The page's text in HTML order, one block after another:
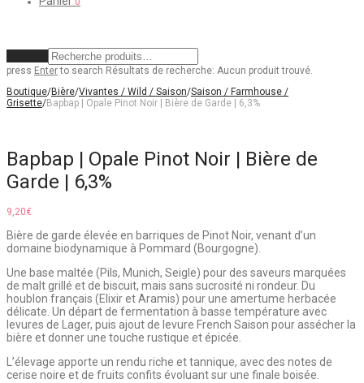
press Enterto search Résultats de recherche: Aucun produit trouvé.
Boutique/Bière/Vivantes / Wild / Saison/Saison / Farmhouse /
Grisette/Bapbap | Opale Pinot Noir | Bière de Garde | 6,3%
Bapbap | Opale Pinot Noir | Bière de
Garde | 6,3%
9,20€
Bière de garde élevée en barriques de Pinot Noir, venant d’un
domaine biodynamique à Pommard (Bourgogne).
Une base maltée (Pils, Munich, Seigle) pour des saveurs marquées
de malt grillé et de biscuit, mais sans sucrosité ni rondeur. Du
houblon français (Elixir et Aramis) pour une amertume herbacée
délicate. Un départ de fermentation à basse température avec
levures de Lager, puis ajout de levure French Saison pour assécher la
bière et donner une touche rustique et épicée.
L’élevage apporte un rendu riche et tannique, avec des notes de
cerise noire et de fruits confits évoluant sur une finale boisée.